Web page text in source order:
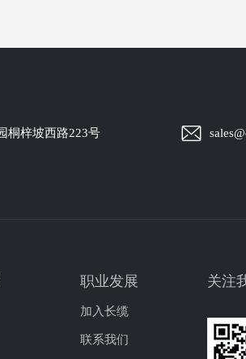
桐梓坡西路223号
职业发展
加入长缆
联系我们
关注